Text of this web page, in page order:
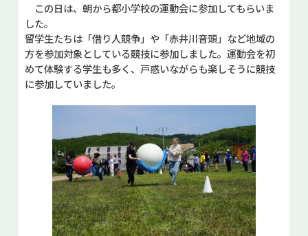
この日は、朝から都小学校の運動会に参加してもらいま
した。
留学生たちは「借り人競争」や「赤井川音頭」など地域の
方を参加対象としている競技に参加しました。運動会を初
めて体験する学生も多く、戸惑いながらも楽しそうに競技
に参加していました。